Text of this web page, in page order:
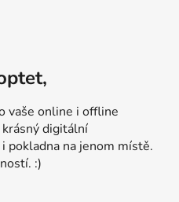
vaše online i offline
krásný digitální
pokladna na jenom místě.
:)